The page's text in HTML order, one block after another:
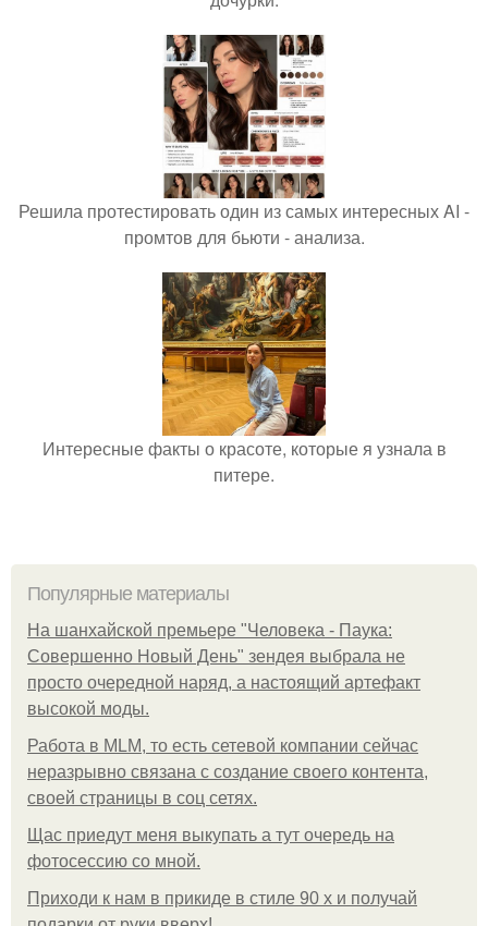
Решила протестировать один из самых интересных AI -
промтов для бьюти - анализа.
Интересные факты о красоте, которые я узнала в
питере.
Популярные материалы
На шанхайской премьере "Человека - Паука:
Совершенно Новый День" зендея выбрала не
просто очередной наряд, а настоящий артефакт
высокой моды.
Работа в MLM, то есть сетевой компании сейчас
неразрывно связана с создание своего контента,
своей страницы в соц сетях.
Щас приедут меня выкупать а тут очередь на
фотосессию со мной.
Приходи к нам в прикиде в стиле 90 х и получай